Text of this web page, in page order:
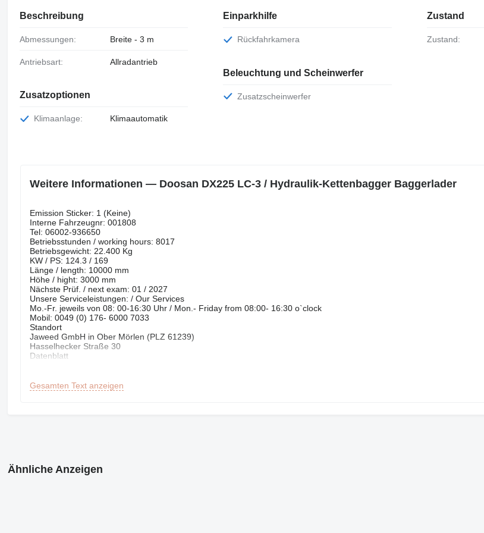
Beschreibung
Abmessungen: Breite - 3 m
Antriebsart: Allradantrieb
Zusatzoptionen
Klimaanlage: Klimaautomatik
Einparkhilfe
Rückfahrkamera
Beleuchtung und Scheinwerfer
Zusatzscheinwerfer
Zustand
Zustand:
Weitere Informationen — Doosan DX225 LC-3 / Hydraulik-Kettenbagger Baggerlader
Emission Sticker: 1 (Keine)
Interne Fahrzeugnr: 001808
Tel: 06002-936650
Betriebsstunden / working hours: 8017
Betriebsgewicht: 22.400 Kg
KW / PS: 124.3 / 169
Länge / length: 10000 mm
Höhe / hight: 3000 mm
Nächste Prüf. / next exam: 01 / 2027
Unsere Serviceleistungen: / Our Services
Mo.-Fr. jeweils von 08: 00-16:30 Uhr / Mon.- Friday from 08:00- 16:30 o`clock
Mobil: 0049 (0) 176- 6000 7033
Standort
Jaweed GmbH in Ober Mörlen (PLZ 61239)
Hasselhecker Straße 30
Datenblatt
DX 225 LC-3
Scheibenwischer
Shipping wordwide
Gesamten Text anzeigen
Ähnliche Anzeigen